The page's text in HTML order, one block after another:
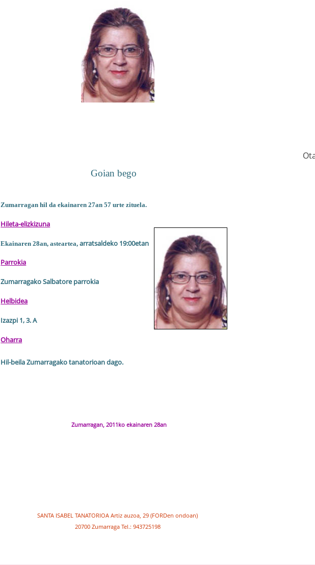
Goian bego
Zumarragan hil daekainaren 27an 57 urte zituela.
Hileta-elizkizuna
Ekainaren 28an, asteartea, arratsaldeko 19:00etan
Parrokia
Zumarragako Salbatore parrokia
Helbidea
Izazpi 1, 3. A
Oharra
Hil-beila Zumarragako tanatorioan dago.
Zumarragan, 2011ko ekainaren 28an
SANTA ISABEL TANATORIOA Artiz auzoa, 29 (FORDen ondoan)
20700 Zumarraga Tel.: 943725198